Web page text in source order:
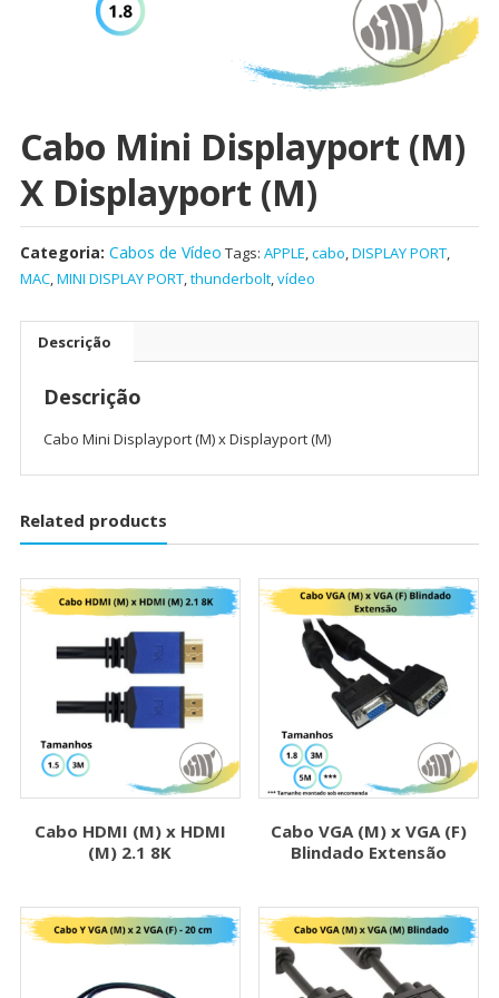
Cabo Mini Displayport (M)
X Displayport (M)
Categoria: Cabos de Vídeo Tags: APPLE,cabo,DISPLAY PORT,
MAC,MINI DISPLAY PORT,thunderbolt,vídeo
Descrição
Descrição
Cabo Mini Displayport (M) x Displayport (M)
Related products
Cabo HDMI (M) x HDMI
(M) 2.1 8K
Cabo VGA (M) x VGA (F)
Blindado Extensão